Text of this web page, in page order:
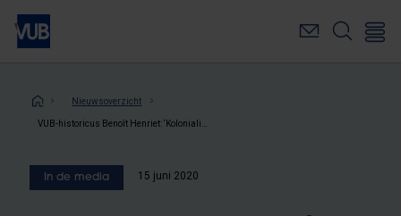
Overslaan
naar
inhoudKruimelpad
Nieuwsoverzicht
In de media 15 juni 2020